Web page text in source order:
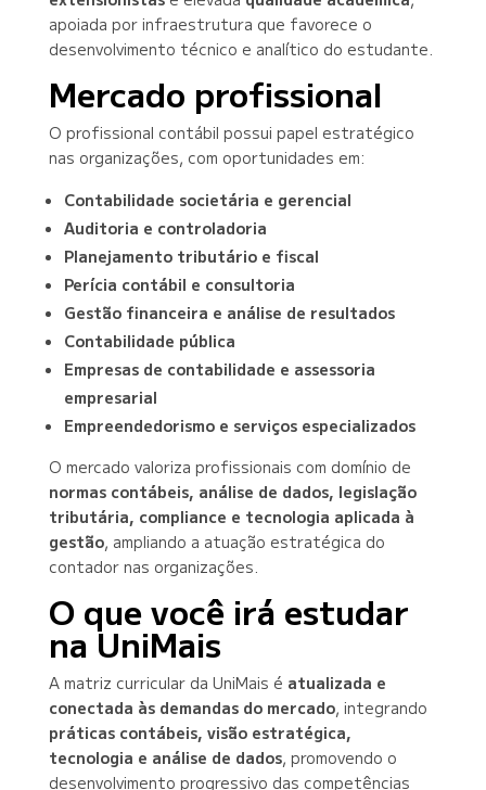
apoiada por infraestrutura que favorece o
desenvolvimento técnico e analítico do estudante.
Mercado profissional
O profissional contábil possui papel estratégico
nas organizações, com oportunidades em:
Contabilidade societária e gerencial
Auditoria e controladoria
Planejamento tributário e fiscal
Perícia contábil e consultoria
Gestão financeira e análise de resultados
Contabilidade pública
Empresas de contabilidade e assessoria
empresarial
Empreendedorismo e serviços especializados
O mercado valoriza profissionais com domínio de
normas contábeis, análise de dados, legislação
tributária, compliance e tecnologia aplicada à
gestão, ampliando a atuação estratégica do
contador nas organizações.
O que você irá estudar
na UniMais
A matriz curricular da UniMais é atualizada e
conectada às demandas do mercado, integrando
práticas contábeis, visão estratégica,
tecnologia e análise de dados, promovendo o
desenvolvimento progressivo das competências